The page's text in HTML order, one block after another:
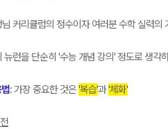
커리큘럼의 정수이자 여러분 수학 실력의
뉴런을 단순히 '수능 개념 강의' 정도로 생각
: 가장 중요한 것은'복습'과'체화'